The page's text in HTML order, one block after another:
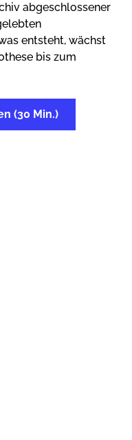
abgeschlossener
entsteht, wächst
bis zum
(30 Min.)